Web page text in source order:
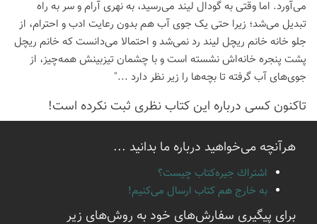
می‌آورد. اما وقتی به گودال لیند می‌رسید، به نهری آرام و سر به راه
تبدیل می‌شد؛ زیرا حتی یک جوی آب هم بدون رعایت ادب و احترام، از
جلو خانه خانم ریچل لیند رد نمی‌شد و احتمالا می‌دانست که خانم ریچل
پشت پنجره خانه‌اش نشسته است و با چشمان تیزبینش همه‌چیز، از
جوی‌های آب گرفته تا بچه‌ها را زیر نظر دارد ..."
تاكنون كسی درباره این كتاب نظری ثبت نكرده است!
هرآنچه می‌خواهید درباره ما بدانید ...
اشتراك جيره‌كتاب چيست؟
به خارج هم كتاب ارسال می‌كنیم!
برای پیگیری سفارش‌های خود به روش‌های زیر